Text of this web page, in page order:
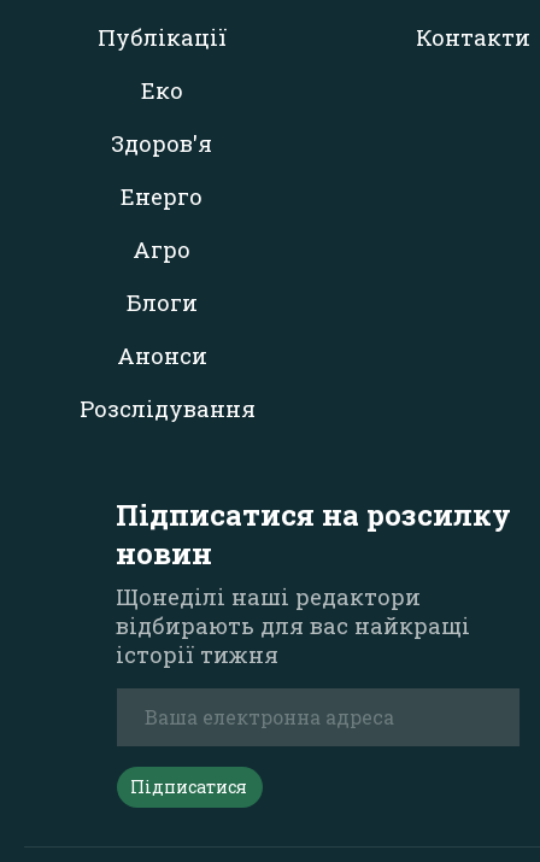
Публікації
Еко
Здоров'я
Енерго
Агро
Блоги
Анонси
Розслідування
Контакти
Підписатися на розсилку
новин
Щонеділі наші редактори
відбирають для вас найкращі
історії тижня
Підписатися